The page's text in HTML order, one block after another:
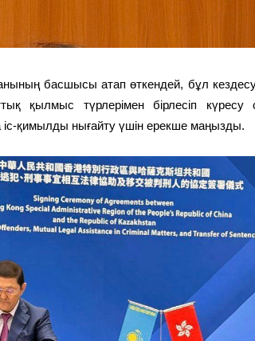
басшысы атап өткендей, бұл кездесу
қылмыс түрлерімен бірлесіп күресу
іс-қимылды нығайту үшін ерекше маңызды.